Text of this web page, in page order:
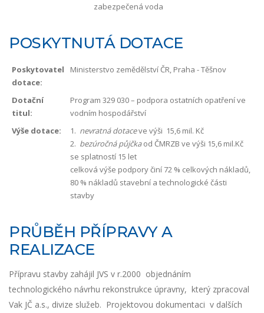
zabezpečená voda
POSKYTNUTÁ DOTACE
Poskytovatel
dotace:
Ministerstvo zemědělství ČR, Praha - Těšnov
Dotační
titul:
Program 329 030 – podpora ostatních opatření ve
vodním hospodářství
Výše dotace:
1. nevratná dotaceve výši 15,6 mil. Kč
2. bezúročná půjčkaod ČMRZB ve výši 15,6 mil.Kč
se splatností 15 let
celková výše podpory činí 72 % celkových nákladů,
80 % nákladů stavební a technologické části
stavby
PRŮBĚH PŘÍPRAVY A
REALIZACE
Přípravu stavby zahájil JVS v r.2000 objednáním
technologického návrhu rekonstrukce úpravny, který zpracoval
Vak JČ a.s., divize služeb. Projektovou dokumentaci v dalších